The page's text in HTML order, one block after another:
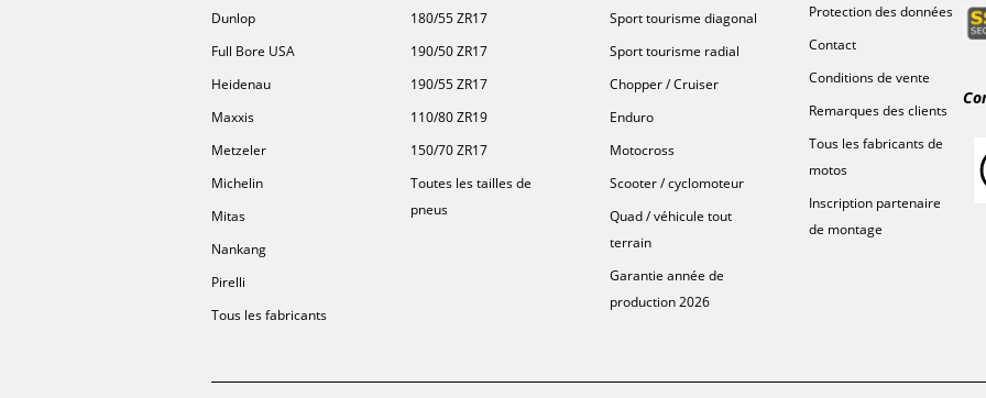
Dunlop
Full Bore USA
Heidenau
Maxxis
Metzeler
Michelin
Mitas
Nankang
Pirelli
Tous les fabricants
180/55 ZR17
190/50 ZR17
190/55 ZR17
110/80 ZR19
150/70 ZR17
Toutes les tailles de
pneus
Sport tourisme diagonal
Sport tourisme radial
Chopper / Cruiser
Enduro
Motocross
Scooter / cyclomoteur
Quad / véhicule tout
terrain
Garantie année de
production 2026
Protection des données
Contact
Conditions de vente
Remarques des clients
Tous les fabricants de
motos
Inscription partenaire
de montage